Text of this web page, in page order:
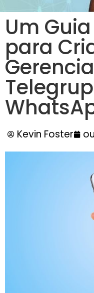
Um
para
Kevin Foster